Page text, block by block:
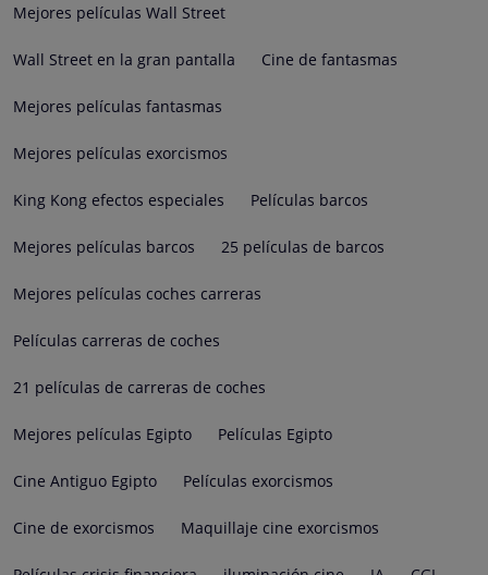
Mejores películas Wall Street
Wall Street en la gran pantalla Cine de fantasmas
Mejores películas fantasmas
Mejores películas exorcismos
King Kong efectos especiales Películas barcos
Mejores películas barcos 25 películas de barcos
Mejores películas coches carreras
Películas carreras de coches
21 películas de carreras de coches
Mejores películas Egipto Películas Egipto
Cine Antiguo Egipto Películas exorcismos
Cine de exorcismos Maquillaje cine exorcismos